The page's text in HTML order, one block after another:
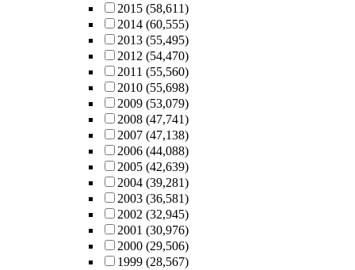
2015 (58,611)
2014 (60,555)
2013 (55,495)
2012 (54,470)
2011 (55,560)
2010 (55,698)
2009 (53,079)
2008 (47,741)
2007 (47,138)
2006 (44,088)
2005 (42,639)
2004 (39,281)
2003 (36,581)
2002 (32,945)
2001 (30,976)
2000 (29,506)
1999 (28,567)